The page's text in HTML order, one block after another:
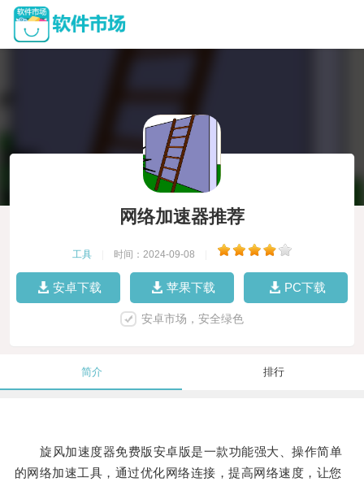
网络加速器推荐
工具 时间：2024-09-08
安卓下载 苹果下载 PC下载
安卓市场，安全绿色
简介 排行
旋风加速度器免费版安卓版是一款功能强大、操作简单
的网络加速工具，通过优化网络连接，提高网络速度，让您